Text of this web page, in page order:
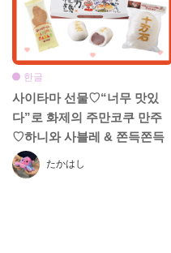
たかはし
한글
사이타마 선물♡“너무 맛있
다”로 화제의 주만코쿠 만주
♡하니와 사블레 & 쫀득쫀득
쿠션까지 등장!?